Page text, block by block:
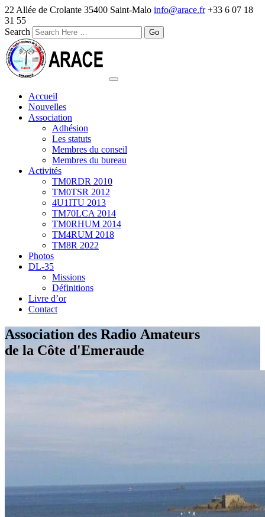
22 Allée de Crolante 35400 Saint-Malo info@arace.fr +33 6 07 18
31 55
Search
Accueil
Nouvelles
Association
Adhésion
Les statuts
Membres du conseil
Membres du bureau
Activités
TM0RDR 2010
TM0TSR 2012
4U1ITU 2013
TM70LCA 2014
TM0RHUM 2014
TM4RUM 2018
TM8R 2022
Photos
DL-35
Missions
Définitions
Livre d’or
Contact
Association des Radio Amateurs
de la Côte d'Emeraude